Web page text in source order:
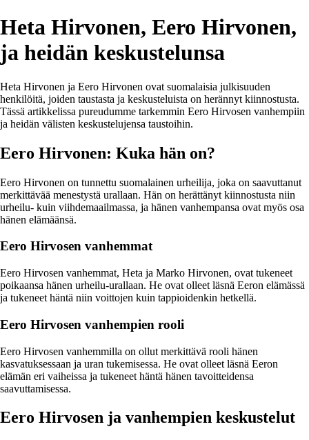
Heta Hirvonen, Eero Hirvonen,
ja heidän keskustelunsa
Heta Hirvonen ja Eero Hirvonen ovat suomalaisia julkisuuden
henkilöitä, joiden taustasta ja keskusteluista on herännyt kiinnostusta.
Tässä artikkelissa pureudumme tarkemmin Eero Hirvosen vanhempiin
ja heidän välisten keskustelujensa taustoihin.
Eero Hirvonen: Kuka hän on?
Eero Hirvonen on tunnettu suomalainen urheilija, joka on saavuttanut
merkittävää menestystä urallaan. Hän on herättänyt kiinnostusta niin
urheilu- kuin viihdemaailmassa, ja hänen vanhempansa ovat myös osa
hänen elämäänsä.
Eero Hirvosen vanhemmat
Eero Hirvosen vanhemmat, Heta ja Marko Hirvonen, ovat tukeneet
poikaansa hänen urheilu-urallaan. He ovat olleet läsnä Eeron elämässä
ja tukeneet häntä niin voittojen kuin tappioidenkin hetkellä.
Eero Hirvosen vanhempien rooli
Eero Hirvosen vanhemmilla on ollut merkittävä rooli hänen
kasvatuksessaan ja uran tukemisessa. He ovat olleet läsnä Eeron
elämän eri vaiheissa ja tukeneet häntä hänen tavoitteidensa
saavuttamisessa.
Eero Hirvosen ja vanhempien keskustelut